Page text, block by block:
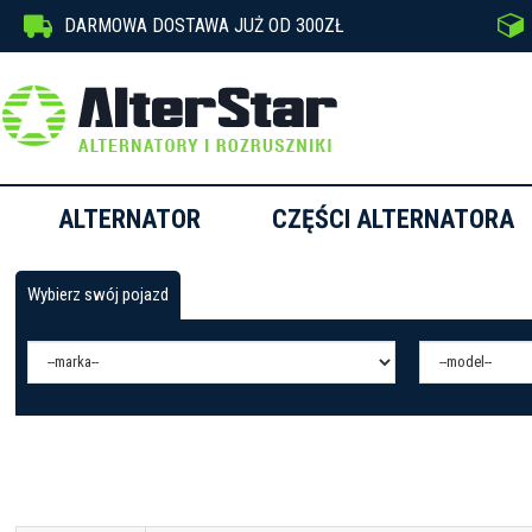
 DARMOWA DOSTAWA JUŻ OD 300ZŁ 
ALTERNATOR CZĘŚCI ALTERNATORA
Wybierz swój pojazd